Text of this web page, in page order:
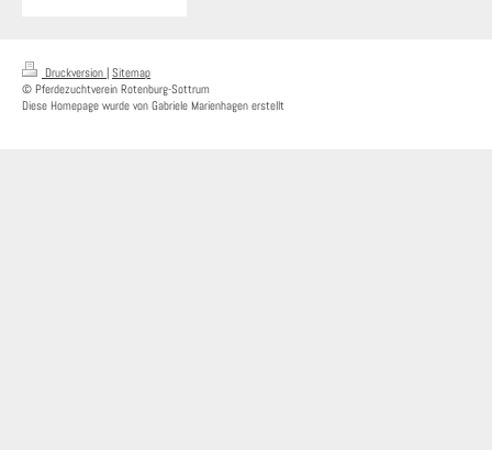
Druckversion | Sitemap
© Pferdezuchtverein Rotenburg-Sottrum
Diese Homepage wurde von Gabriele Marienhagen erstellt